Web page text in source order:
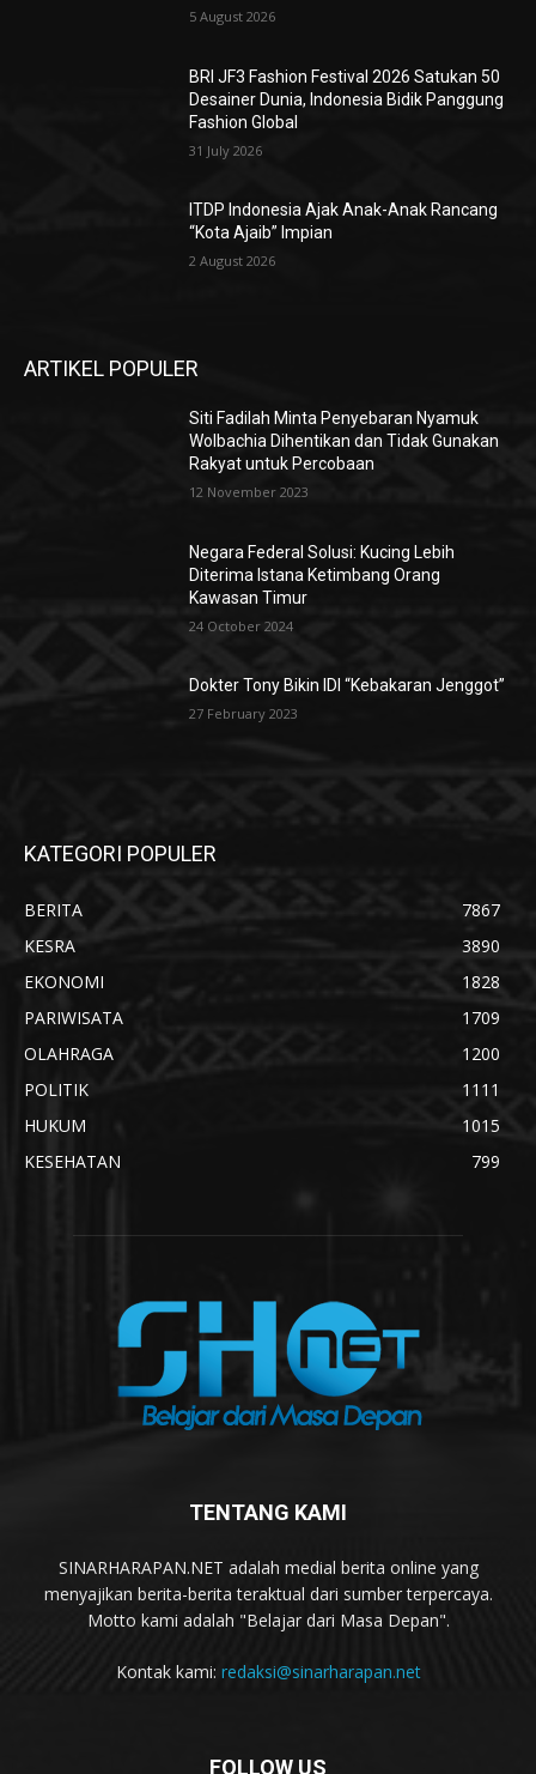
5 August 2026
BRI JF3 Fashion Festival 2026 Satukan 50
Desainer Dunia, Indonesia Bidik Panggung
Fashion Global
31 July 2026
ITDP Indonesia Ajak Anak-Anak Rancang
“Kota Ajaib” Impian
2 August 2026
ARTIKEL POPULER
Siti Fadilah Minta Penyebaran Nyamuk
Wolbachia Dihentikan dan Tidak Gunakan
Rakyat untuk Percobaan
12 November 2023
Negara Federal Solusi: Kucing Lebih
Diterima Istana Ketimbang Orang
Kawasan Timur
24 October 2024
Dokter Tony Bikin IDI “Kebakaran Jenggot”
27 February 2023
KATEGORI POPULER
BERITA
7867
KESRA
3890
EKONOMI
1828
PARIWISATA
1709
OLAHRAGA
1200
POLITIK
1111
HUKUM
1015
KESEHATAN
799
TENTANG KAMI
SINARHARAPAN.NET adalah medial berita online yang
menyajikan berita-berita teraktual dari sumber terpercaya.
Motto kami adalah "Belajar dari Masa Depan".
Kontak kami: redaksi@sinarharapan.net
FOLLOW US